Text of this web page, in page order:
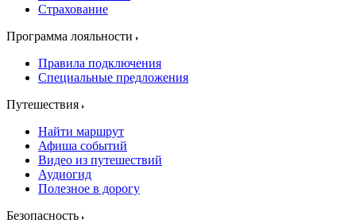
Страхование
Программа лояльности
Правила подключения
Специальные предложения
Путешествия
Найти маршрут
Афиша событий
Видео из путешествий
Аудиогид
Полезное в дорогу
Безопасность